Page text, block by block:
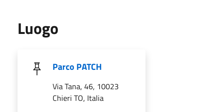
Luogo
Parco PATCH
Via Tana, 46, 10023
Chieri TO, Italia